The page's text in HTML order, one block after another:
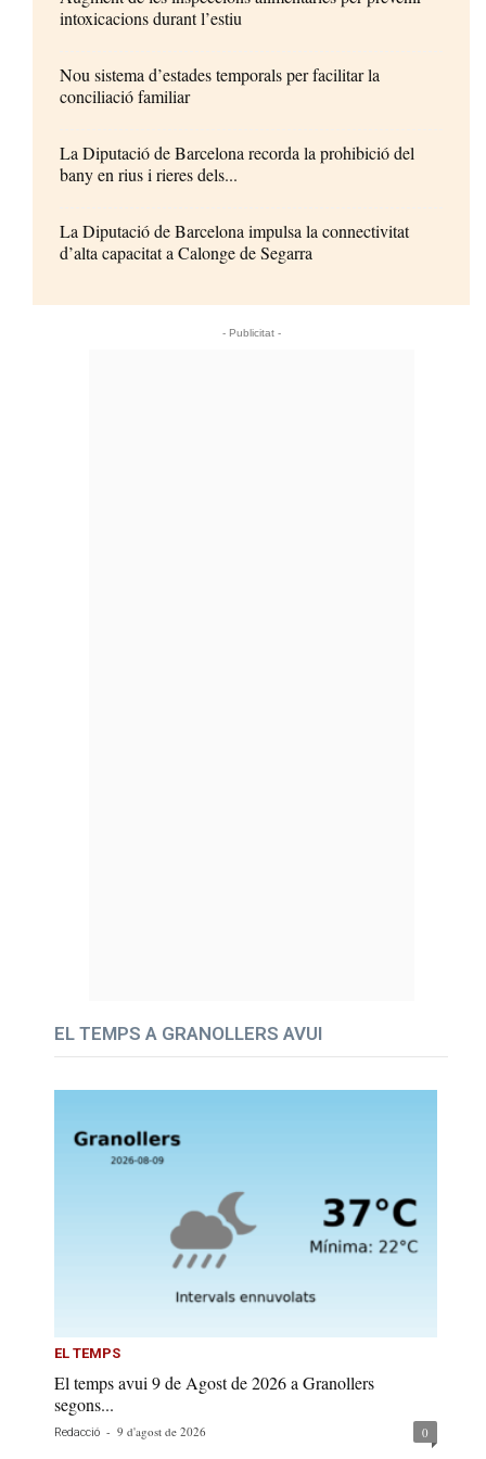
intoxicacions durant l’estiu
Nou sistema d’estades temporals per facilitar la
conciliació familiar
La Diputació de Barcelona recorda la prohibició del
bany en rius i rieres dels...
La Diputació de Barcelona impulsa la connectivitat
d’alta capacitat a Calonge de Segarra
- Publicitat -
EL TEMPS A GRANOLLERS AVUI
EL TEMPS
El temps avui 9 de Agost de 2026 a Granollers
segons...
Redacció - 9 d'agost de 2026 0